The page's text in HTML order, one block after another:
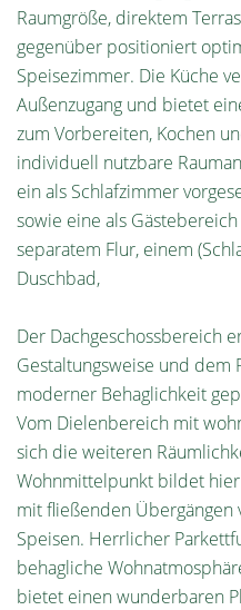
Raumgröße, direktem
gegenüber positioniert
Speisezimmer. Die Küche
Außenzugang und bietet
zum Vorbereiten, Kochen
individuell nutzbare
ein als Schlafzimmer
sowie eine als
separatem Flur, einem
Duschbad,
Der Dachgeschossbereich
Gestaltungsweise und dem
moderner Behaglichkeit
Vom Dielenbereich mit
sich die weiteren
Wohnmittelpunkt bildet
mit fließenden Übergängen
Speisen. Herrlicher
behagliche
bietet einen wunderbaren